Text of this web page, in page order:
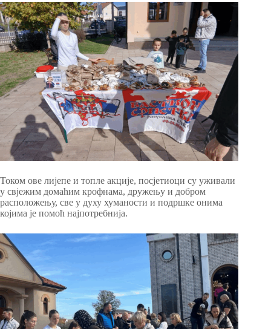
Током ове лијепе и топле акције, посјетиоци су уживали
у свјежим домаћим крофнама, дружењу и добром
расположењу, све у духу хуманости и подршке онима
којима је помоћ најпотребнија.